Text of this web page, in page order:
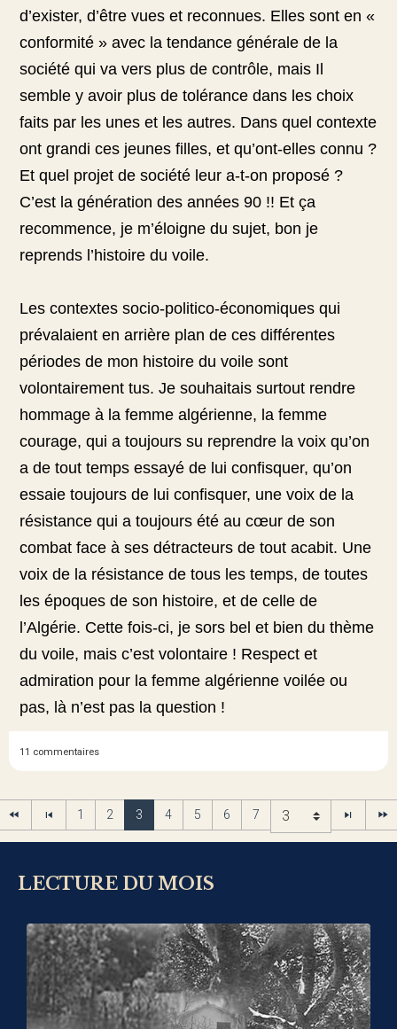
d’exister, d’être vues et reconnues. Elles sont en «
conformité » avec la tendance générale de la
société qui va vers plus de contrôle, mais Il
semble y avoir plus de tolérance dans les choix
faits par les unes et les autres. Dans quel contexte
ont grandi ces jeunes filles, et qu’ont-elles connu ?
Et quel projet de société leur a-t-on proposé ?
C’est la génération des années 90 !! Et ça
recommence, je m’éloigne du sujet, bon je
reprends l’histoire du voile.
Les contextes socio-politico-économiques qui
prévalaient en arrière plan de ces différentes
périodes de mon histoire du voile sont
volontairement tus. Je souhaitais surtout rendre
hommage à la femme algérienne, la femme
courage, qui a toujours su reprendre la voix qu’on
a de tout temps essayé de lui confisquer, qu’on
essaie toujours de lui confisquer, une voix de la
résistance qui a toujours été au cœur de son
combat face à ses détracteurs de tout acabit. Une
voix de la résistance de tous les temps, de toutes
les époques de son histoire, et de celle de
l’Algérie. Cette fois-ci, je sors bel et bien du thème
du voile, mais c’est volontaire ! Respect et
admiration pour la femme algérienne voilée ou
pas, là n’est pas la question !
11 commentaires
1 2 3 4 5 6 7
LECTURE DU MOIS